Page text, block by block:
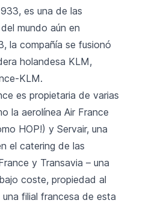
es una de las
mundo aún en
la compañía se fusionó
holandesa KLM,
KLM.
es propietaria de varias
la aerolínea Air France
HOP!) y Servair, una
el catering de las
y Transavia – una
coste, propiedad al
filial francesa de esta